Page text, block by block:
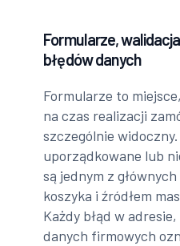
Formularze,
błędów danych
Formularze to
na czas realizacji
szczególnie
uporządkowane lub
są jednym z
koszyka i źródłem
Każdy błąd w
danych firmowych